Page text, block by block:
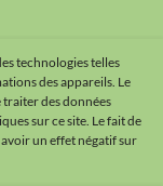
technologies telles
des appareils. Le
des données
sur ce site. Le fait de
un effet négatif sur